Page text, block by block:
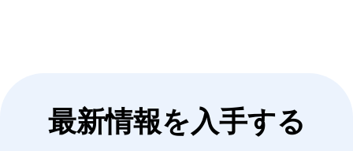
最新情報を入手する